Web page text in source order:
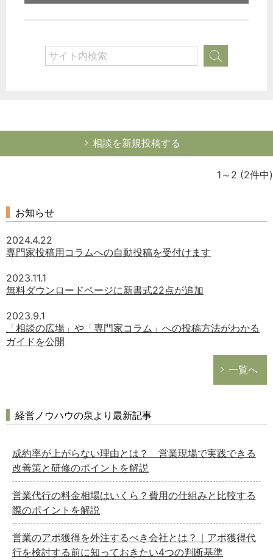
相談を新規投稿する
1～2 (2件中)
お知らせ
2024.4.22
専門家投稿用コラムへの自動投稿を受付けます
2023.11.1
無料ダウンロードページに新書式22点が追加
2023.9.1
「相談の広場」や「専門家コラム」への投稿方法がわかる
ガイドを公開
一覧へ
経営ノウハウの泉より最新記事
成約率が上がらない理由とは？ 営業現場で実践できる
改善策と研修のポイントを解説
営業代行の料金相場はいくら？費用の仕組みと比較する
際のポイントを解説
営業のアポ獲得を外注するべき会社とは？｜アポ獲得代
行を検討する前に知っておきたい4つの判断基準